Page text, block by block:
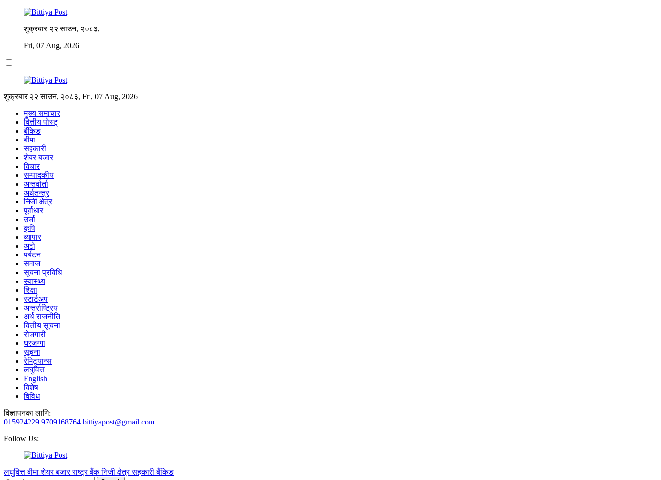
शुक्रबार २२ साउन, २०८३,
Fri, 07 Aug, 2026
शुक्रबार २२ साउन, २०८३, Fri, 07 Aug, 2026
मुख्य समाचार
वित्तीय पोस्ट्
बैंकिङ
बीमा
सहकारी
शेयर बजार
विचार
सम्पादकीय
अन्तर्वार्ता
अर्थतन्त्र
निजी क्षेत्र
पूर्वाधार
उर्जा
कृषि
व्यापार
अटो
पर्यटन
समाज
सूचना प्रविधि
स्वास्थ्य
शिक्षा
स्टार्टअप
अन्तर्राष्ट्रिय
अर्थ राजनीति
वित्तीय सूचना
रोजगारी
घरजग्गा
सूचना
रेमिट्यान्स
लघुवित्त
English
विशेष
विविध
विज्ञापनका लागि:
015924229 9709168764 bittiyapost@gmail.com
Follow Us:
लघुवित्तबीमाशेयर बजारराष्ट्र बैंकनिजी क्षेत्रसहकारीबैंकिङ